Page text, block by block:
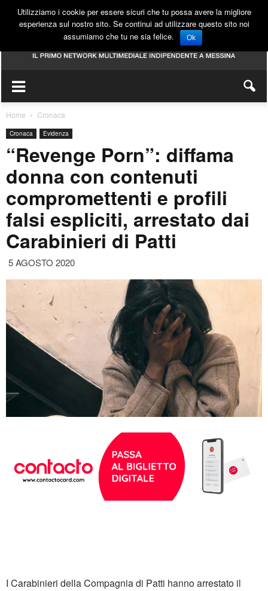
Home Cronaca
Cronaca Evidenza
“Revenge Porn”: diffama
donna con contenuti
compromettenti e profili
falsi espliciti, arrestato dai
Carabinieri di Patti
5 AGOSTO 2020
I Carabinieri della Compagnia di Patti hanno arrestato il
Utilizziamo i cookie per essere sicuri che tu possa avere la migliore
esperienza sul nostro sito. Se continui ad utilizzare questo sito noi
assumiamo che tu ne sia felice.
Ok